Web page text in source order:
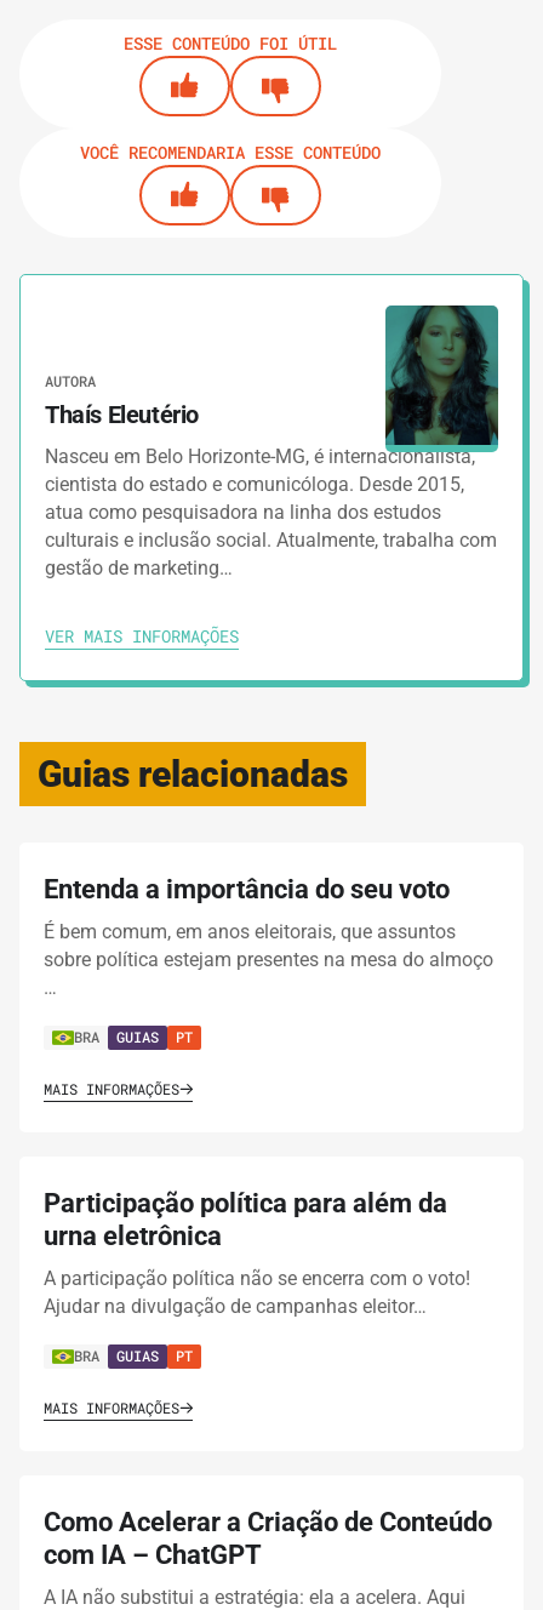
ESSE CONTEÚDO FOI ÚTIL
VOCÊ RECOMENDARIA ESSE CONTEÚDO
AUTORA
Thaís Eleutério
Nasceu em Belo Horizonte-MG, é internacionalista,
cientista do estado e comunicóloga. Desde 2015,
atua como pesquisadora na linha dos estudos
culturais e inclusão social. Atualmente, trabalha com
gestão de marketing…
VER MAIS INFORMAÇÕES
Guias relacionadas
Entenda a importância do seu voto
É bem comum, em anos eleitorais, que assuntos
sobre política estejam presentes na mesa do almoço
…
BRA GUIAS PT
MAIS INFORMAÇÕES
Participação política para além da
urna eletrônica
A participação política não se encerra com o voto!
Ajudar na divulgação de campanhas eleitor…
BRA GUIAS PT
MAIS INFORMAÇÕES
Como Acelerar a Criação de Conteúdo
com IA – ChatGPT
A IA não substitui a estratégia: ela a acelera. Aqui